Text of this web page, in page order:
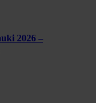
2026 –